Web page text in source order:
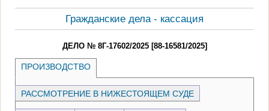
Гражданские дела - кассация
ДЕЛО № 8Г-17602/2025 [88-16581/2025]
ПРОИЗВОДСТВО
РАССМОТРЕНИЕ В НИЖЕСТОЯЩЕМ СУДЕ